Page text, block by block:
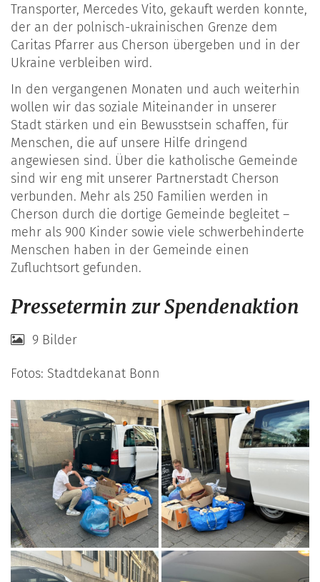
Transporter, Mercedes Vito, gekauft werden konnte,
der an der polnisch-ukrainischen Grenze dem
Caritas Pfarrer aus Cherson übergeben und in der
Ukraine verbleiben wird.
In den vergangenen Monaten und auch weiterhin
wollen wir das soziale Miteinander in unserer
Stadt stärken und ein Bewusstsein schaffen, für
Menschen, die auf unsere Hilfe dringend
angewiesen sind. Über die katholische Gemeinde
sind wir eng mit unserer Partnerstadt Cherson
verbunden. Mehr als 250 Familien werden in
Cherson durch die dortige Gemeinde begleitet –
mehr als 900 Kinder sowie viele schwerbehinderte
Menschen haben in der Gemeinde einen
Zufluchtsort gefunden.
Pressetermin zur Spendenaktion
9 Bilder
Fotos: Stadtdekanat Bonn